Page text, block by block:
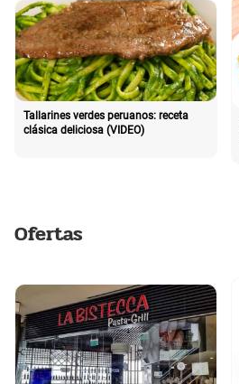
Tallarines verdes peruanos: receta
clásica deliciosa (VIDEO)
Ofertas